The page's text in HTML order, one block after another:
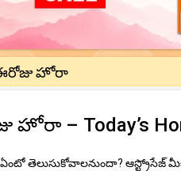
హోరా
హోరా – Today’s
తెలుసుకోవాలనుందా? ఆస్ట్రోసేజ్